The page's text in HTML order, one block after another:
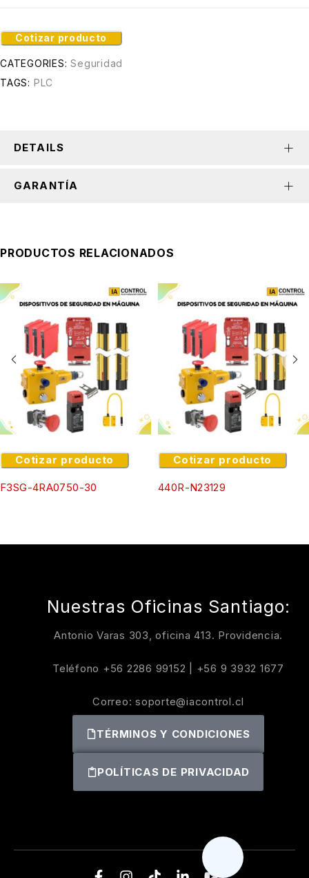
Cotizar producto
CATEGORIES: Seguridad
TAGS: PLC
DETAILS
GARANTÍA
PRODUCTOS RELACIONADOS
Cotizar producto
F3SG-4RA0750-30
Cotizar producto
440R-N23129
Nuestras Oficinas Santiago:
Antonio Varas 303, oficina 413. Providencia.
Teléfono +56 2286 99152 +56 9 3932 1677
Correo: soporte@iacontrol.cl
TÉRMINOS Y CONDICIONES
POLÍTICAS DE PRIVACIDAD